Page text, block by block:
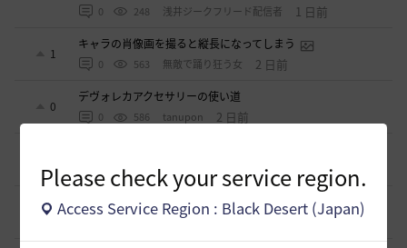
Please check your service region.
Access Service Region : Black Desert (Japan)
0 248 浅井ジークフリード配信者 1 日前
1
キャラの肖像画を撮ると縦長になってしまう
0 563 無敵で踊り狂う女 2 日前
0
デヴォレカアクセサリーの使い道
0 586 tanupon 2 日前
0
ミルの木遺跡(狩場)への行き方について
威璃亜-日本